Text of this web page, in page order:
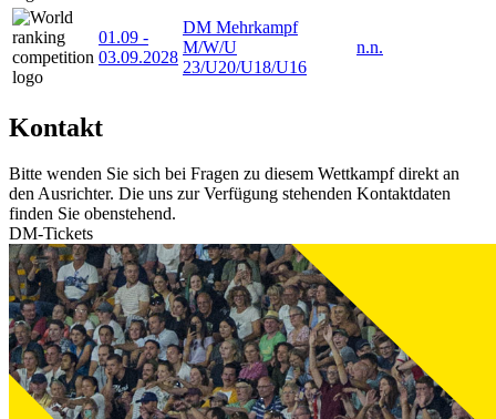
01.09 -
03.09.2028
DM Mehrkampf
M/W/U
23/U20/U18/U16
n.n.
Kontakt
Bitte wenden Sie sich bei Fragen zu diesem Wettkampf direkt an
den Ausrichter. Die uns zur Verfügung stehenden Kontaktdaten
finden Sie obenstehend.
DM-Tickets